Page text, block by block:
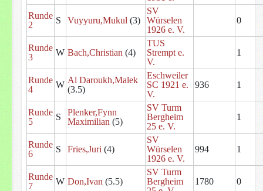
Runde
2
S Vuyyuru,Mukul (3)
SV
Würselen
1926 e. V.
0
Runde
3
W Bach,Christian (4)
TUS
Strempt e.
V.
1
Runde
4
W Al Daroukh,Malek
(3.5)
Eschweiler
SC 1921 e.
V.
936 1
Runde
5
S
Plenker,Fynn
Maximilian (5)
SV Turm
Bergheim
25 e. V.
1
Runde
6
S Fries,Juri (4)
SV
Würselen
1926 e. V.
994 1
Runde
7
W Don,Ivan (5.5)
SV Turm
Bergheim
1780 0